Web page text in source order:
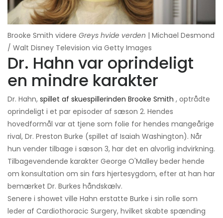
Brooke Smith videre Greys hvide verden | Michael Desmond
/ Walt Disney Television via Getty Images
Dr. Hahn var oprindeligt
en mindre karakter
Dr. Hahn, spillet af skuespillerinden Brooke Smith , optrådte
oprindeligt i et par episoder af sæson 2. Hendes
hovedformål var at tjene som folie for hendes mangeårige
rival, Dr. Preston Burke (spillet af Isaiah Washington). Når
hun vender tilbage i sæson 3, har det en alvorlig indvirkning.
Tilbagevendende karakter George O'Malley beder hende
om konsultation om sin fars hjertesygdom, efter at han har
bemærket Dr. Burkes håndskælv.
Senere i showet ville Hahn erstatte Burke i sin rolle som
leder af Cardiothoracic Surgery, hvilket skabte spænding